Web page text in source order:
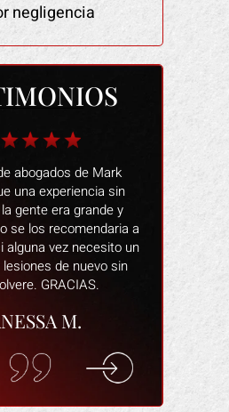
negligencia
abogados de Mark
una experiencia sin
gente era grande y
se los recomendaria a
alguna vez necesito un
de nuevo sin
GRACIAS.
M.
siempre
y
asegura
cómodo y